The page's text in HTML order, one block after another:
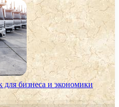
для бизнеса и экономики